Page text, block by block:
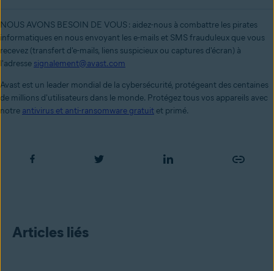
NOUS AVONS BESOIN DE VOUS : aidez-nous à combattre les pirates
informatiques en nous envoyant les e-mails et SMS frauduleux que vous
recevez (transfert d'e-mails, liens suspicieux ou captures d'écran) à
l'adresse signalement@avast.com
Avast est un leader mondial de la cybersécurité, protégeant des centaines
de millions d'utilisateurs dans le monde. Protégez tous vos appareils avec
notre antivirus et anti-ransomware gratuit et primé.
Articles liés